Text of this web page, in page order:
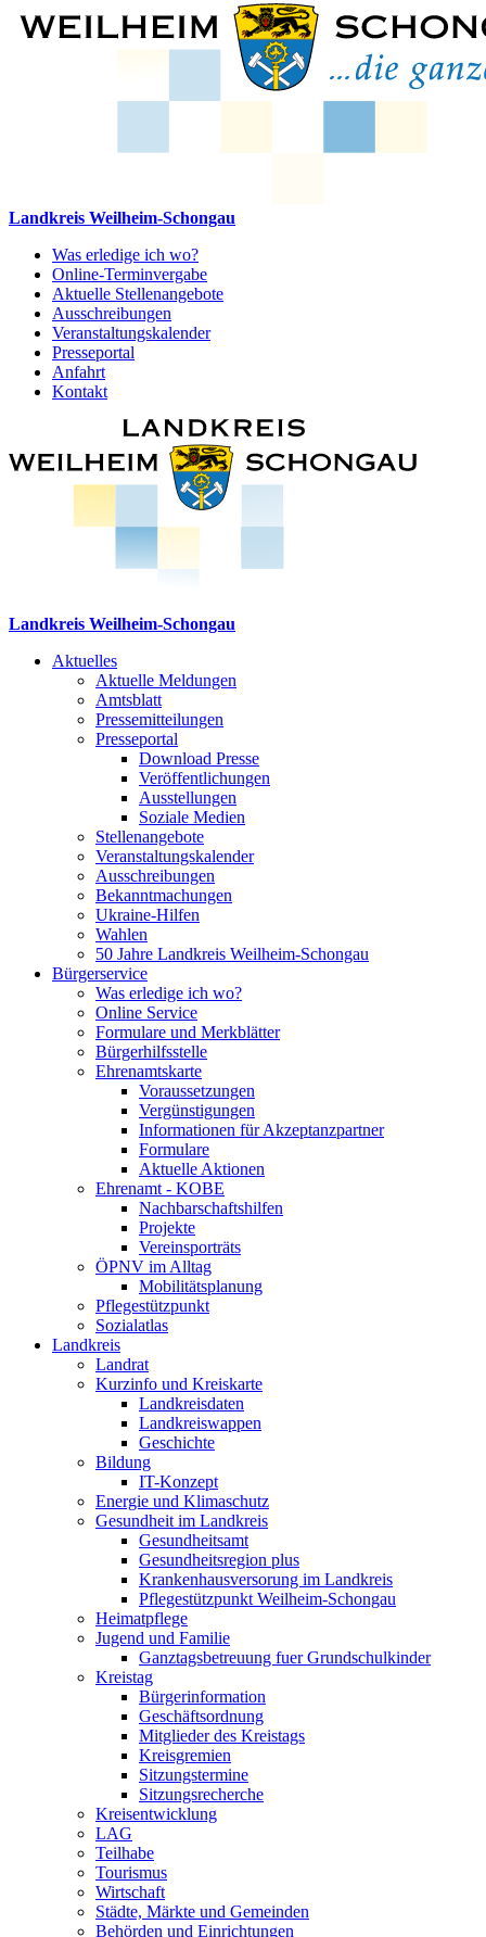
Landkreis Weilheim-Schongau
Was erledige ich wo?
Online-Terminvergabe
Aktuelle Stellenangebote
Ausschreibungen
Veranstaltungskalender
Presseportal
Anfahrt
Kontakt
Landkreis Weilheim-Schongau
Aktuelles
Aktuelle Meldungen
Amtsblatt
Pressemitteilungen
Presseportal
Download Presse
Veröffentlichungen
Ausstellungen
Soziale Medien
Stellenangebote
Veranstaltungskalender
Ausschreibungen
Bekanntmachungen
Ukraine-Hilfen
Wahlen
50 Jahre Landkreis Weilheim-Schongau
Bürgerservice
Was erledige ich wo?
Online Service
Formulare und Merkblätter
Bürgerhilfsstelle
Ehrenamtskarte
Voraussetzungen
Vergünstigungen
Informationen für Akzeptanzpartner
Formulare
Aktuelle Aktionen
Ehrenamt - KOBE
Nachbarschaftshilfen
Projekte
Vereinsporträts
ÖPNV im Alltag
Mobilitätsplanung
Pflegestützpunkt
Sozialatlas
Landkreis
Landrat
Kurzinfo und Kreiskarte
Landkreisdaten
Landkreiswappen
Geschichte
Bildung
IT-Konzept
Energie und Klimaschutz
Gesundheit im Landkreis
Gesundheitsamt
Gesundheitsregion plus
Krankenhausversorung im Landkreis
Pflegestützpunkt Weilheim-Schongau
Heimatpflege
Jugend und Familie
Ganztagsbetreuung fuer Grundschulkinder
Kreistag
Bürgerinformation
Geschäftsordnung
Mitglieder des Kreistags
Kreisgremien
Sitzungstermine
Sitzungsrecherche
Kreisentwicklung
LAG
Teilhabe
Tourismus
Wirtschaft
Städte, Märkte und Gemeinden
Behörden und Einrichtungen